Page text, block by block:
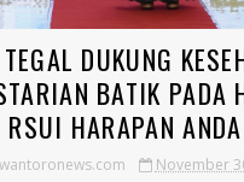
DUKUNG
BATIK PADA
HARAPAN ANDA
November